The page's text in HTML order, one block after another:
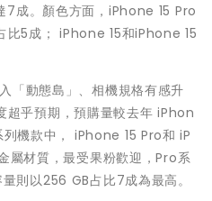
7成。顏色方面，iPhone 15 Pro
比5成； iPhone 15和iPhone 15
「動態島」、相機規格有感升
超乎預期，預購量較去年 iPhon
機款中， iPhone 15 Pro和 iP
材質，最受果粉歡迎，Pro系
則以256 GB占比7成為最高。